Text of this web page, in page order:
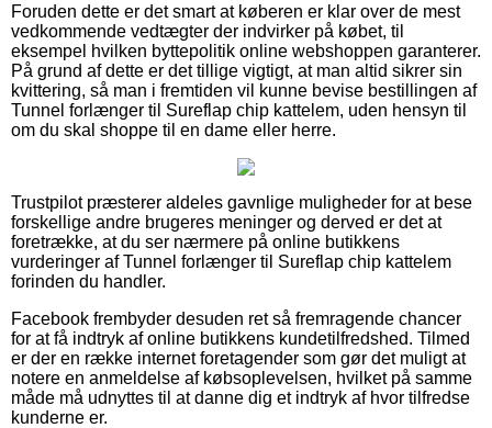
Foruden dette er det smart at køberen er klar over de mest
vedkommende vedtægter der indvirker på købet, til
eksempel hvilken byttepolitik online webshoppen garanterer.
På grund af dette er det tillige vigtigt, at man altid sikrer sin
kvittering, så man i fremtiden vil kunne bevise bestillingen af
Tunnel forlænger til Sureflap chip kattelem, uden hensyn til
om du skal shoppe til en dame eller herre.
Trustpilot præsterer aldeles gavnlige muligheder for at bese
forskellige andre brugeres meninger og derved er det at
foretrække, at du ser nærmere på online butikkens
vurderinger af Tunnel forlænger til Sureflap chip kattelem
forinden du handler.
Facebook frembyder desuden ret så fremragende chancer
for at få indtryk af online butikkens kundetilfredshed. Tilmed
er der en række internet foretagender som gør det muligt at
notere en anmeldelse af købsoplevelsen, hvilket på samme
måde må udnyttes til at danne dig et indtryk af hvor tilfredse
kunderne er.